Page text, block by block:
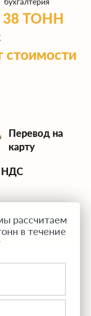
ТОНН
стоимости
Перевод на
карту
НДС
рассчитаем
в течение